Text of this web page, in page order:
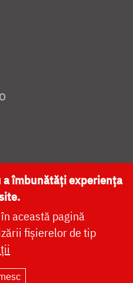
NAȚIONALĂ
MEDIA
a îmbunătăți experiența
această pagină
fișierelor de tip